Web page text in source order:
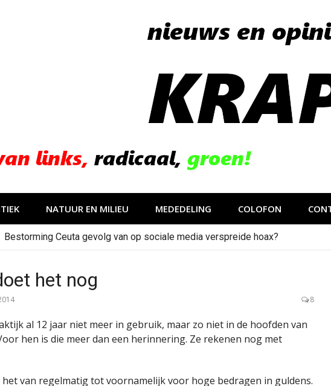
NATUUR EN MILIEU MEDEDELING COLOFON
Bestorming Ceuta gevolg van op sociale media verspreide hoax?
het nog
8
al 12 jaar niet meer in gebruik, maar zo niet in de hoofden van
hen is die meer dan een herinnering. Ze rekenen nog met
van regelmatig tot voornamelijk voor hoge bedragen in guldens.